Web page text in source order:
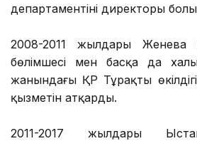
департаментінің директоры
2008-2011 жылдары Женева
бөлімшесі мен басқа да
жанындағы ҚР Тұрақты
қызметін атқарды.
2011-2017 жылдары